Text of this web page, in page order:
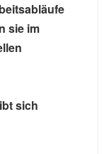
sie im
sich